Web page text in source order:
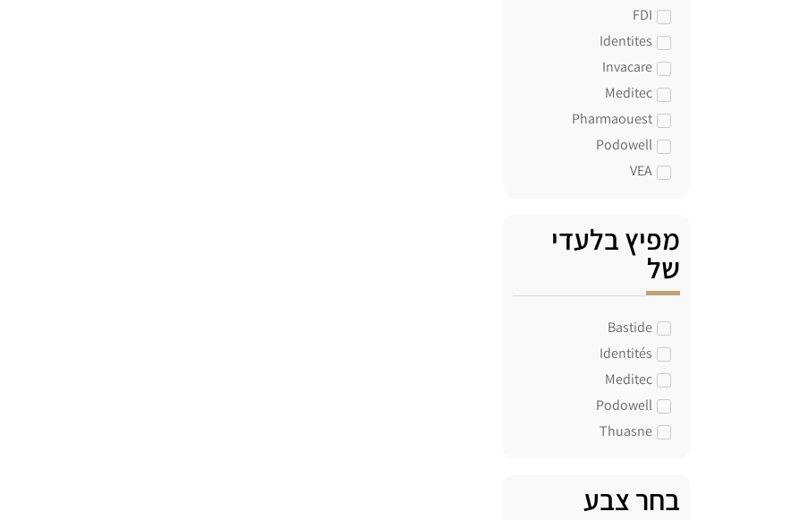
FDI
Identites
Invacare
Meditec
Pharmaouest
Podowell
VEA
מפיץ בלעדי
של
Bastide
Identités
Meditec
Podowell
Thuasne
בחר צבע